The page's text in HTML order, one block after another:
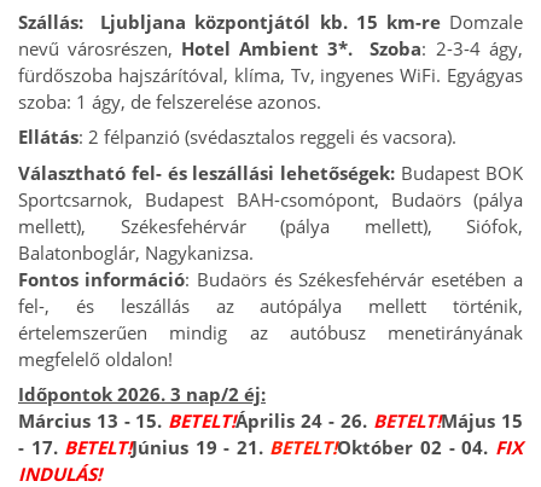
Szállás: Ljubljana központjától kb. 15 km-re Domzale
nevű városrészen, Hotel Ambient 3*. Szoba: 2-3-4 ágy,
fürdőszoba hajszárítóval, klíma, Tv, ingyenes WiFi. Egyágyas
szoba: 1 ágy, de felszerelése azonos.
Ellátás: 2 félpanzió (svédasztalos reggeli és vacsora).
Választható fel- és leszállási lehetőségek: Budapest BOK
Sportcsarnok, Budapest BAH-csomópont, Budaörs (pálya
mellett), Székesfehérvár (pálya mellett), Siófok,
Balatonboglár, Nagykanizsa.
Fontos információ: Budaörs és Székesfehérvár esetében a
fel-, és leszállás az autópálya mellett történik,
értelemszerűen mindig az autóbusz menetirányának
megfelelő oldalon!
Időpontok 2026. 3 nap/2 éj:
Március 13 - 15. BETELT!Április 24 - 26. BETELT!Május 15
- 17. BETELT!Június 19 - 21. BETELT!Október 02 - 04. FIX
INDULÁS!